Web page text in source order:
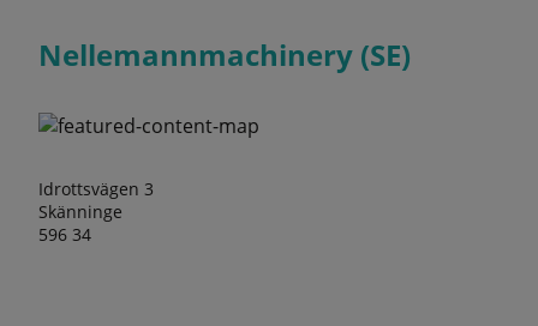
Nellemannmachinery (SE)
Idrottsvägen 3
Skänninge
596 34